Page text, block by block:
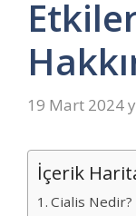
19 Mart 2024
İçerik
Cialis Nedir?